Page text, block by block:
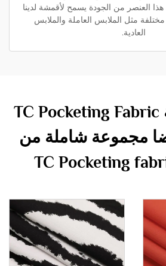
العنصر من الجودة يسمح لأقمشة لدينا
مثل الملابس العاملة والملابس
العادية.
لدينا مجموعة TC Pocketing Fabric
مجموعة شاملة من
TC Pocketing